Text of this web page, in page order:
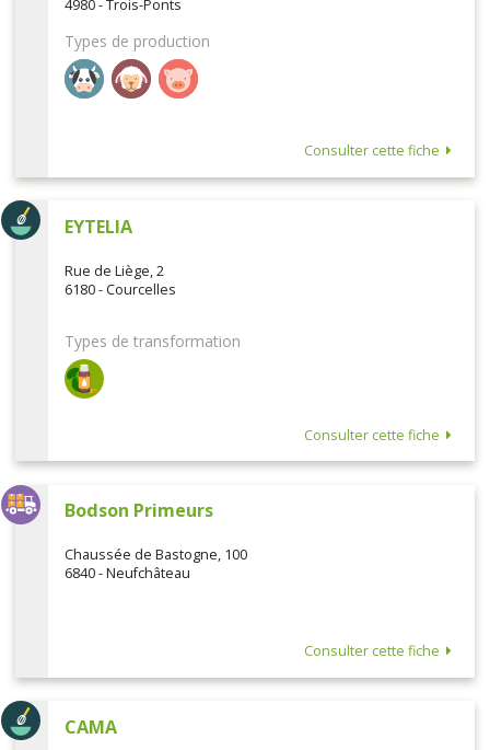
4980 - Trois-Ponts
Types de production
Consulter cette fiche
EYTELIA
Rue de Liège, 2
6180 - Courcelles
Types de transformation
Consulter cette fiche
Bodson Primeurs
Chaussée de Bastogne, 100
6840 - Neufchâteau
Consulter cette fiche
CAMA